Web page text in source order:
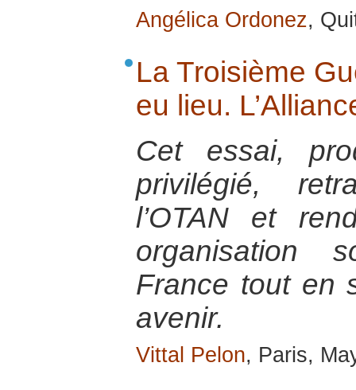
Angélica Ordonez,
La Troisième
eu lieu.
Cet essai,
privilégié,
l’OTAN et
organisation
France tout en
avenir.
Vittal Pelon, Paris,